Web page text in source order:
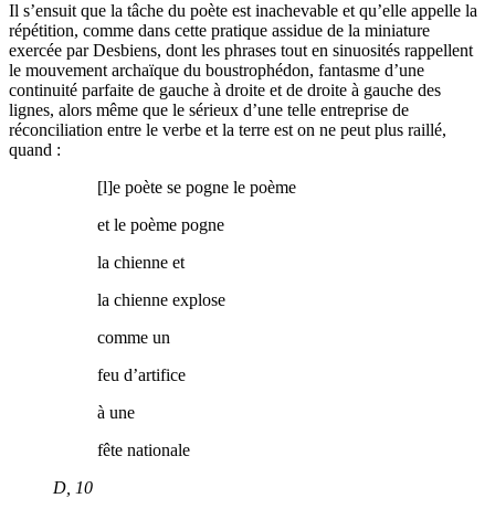
Il s’ensuit que la tâche du poète est inachevable et qu’elle appelle la
répétition, comme dans cette pratique assidue de la miniature
exercée par Desbiens, dont les phrases tout en sinuosités rappellent
le mouvement archaïque du boustrophédon, fantasme d’une
continuité parfaite de gauche à droite et de droite à gauche des
lignes, alors même que le sérieux d’une telle entreprise de
réconciliation entre le verbe et la terre est on ne peut plus raillé,
quand :
[l]e poète se pogne le poème
et le poème pogne
la chienne et
la chienne explose
comme un
feu d’artifice
à une
fête nationale
D , 10